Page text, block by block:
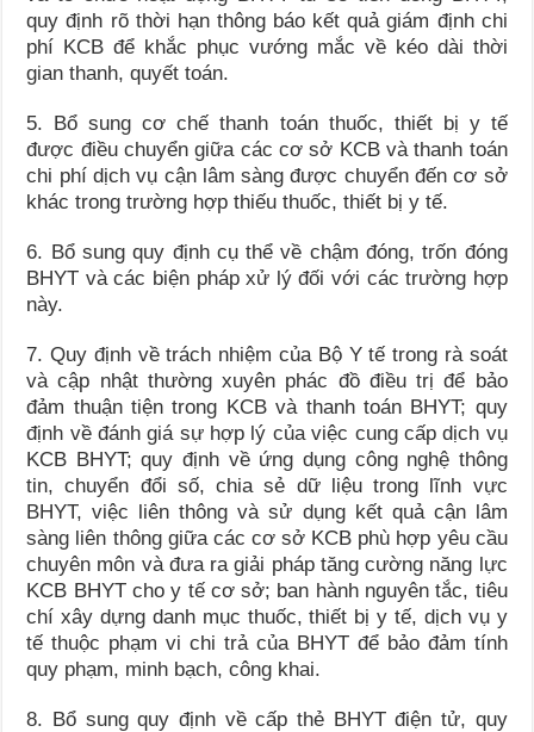
quy định rõ thời hạn thông báo kết quả giám định chi
phí KCB để khắc phục vướng mắc về kéo dài thời
gian thanh, quyết toán.
5. Bổ sung cơ chế thanh toán thuốc, thiết bị y tế
được điều chuyển giữa các cơ sở KCB và thanh toán
chi phí dịch vụ cận lâm sàng được chuyển đến cơ sở
khác trong trường hợp thiếu thuốc, thiết bị y tế.
6. Bổ sung quy định cụ thể về chậm đóng, trốn đóng
BHYT và các biện pháp xử lý đối với các trường hợp
này.
7. Quy định về trách nhiệm của Bộ Y tế trong rà soát
và cập nhật thường xuyên phác đồ điều trị để bảo
đảm thuận tiện trong KCB và thanh toán BHYT; quy
định về đánh giá sự hợp lý của việc cung cấp dịch vụ
KCB BHYT; quy định về ứng dụng công nghệ thông
tin, chuyển đổi số, chia sẻ dữ liệu trong lĩnh vực
BHYT, việc liên thông và sử dụng kết quả cận lâm
sàng liên thông giữa các cơ sở KCB phù hợp yêu cầu
chuyên môn và đưa ra giải pháp tăng cường năng lực
KCB BHYT cho y tế cơ sở; ban hành nguyên tắc, tiêu
chí xây dựng danh mục thuốc, thiết bị y tế, dịch vụ y
tế thuộc phạm vi chi trả của BHYT để bảo đảm tính
quy phạm, minh bạch, công khai.
8. Bổ sung quy định về cấp thẻ BHYT điện tử, quy